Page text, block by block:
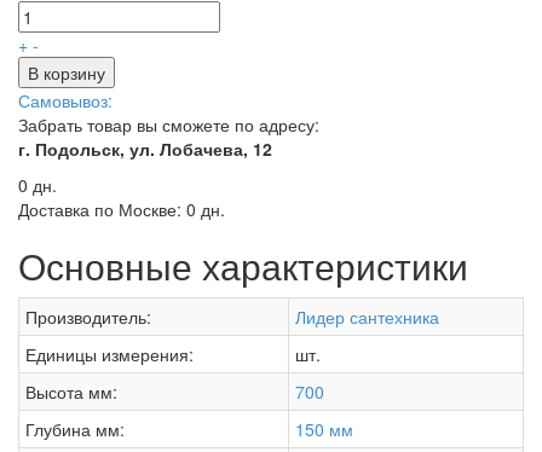
+ -
В корзину
Самовывоз:
Забрать товар вы сможете по адресу:
г. Подольск, ул. Лобачева, 12
0 дн.
Доставка по Москве: 0 дн.
Основные характеристики
Производитель:
Лидер сантехника
Единицы измерения:
шт.
Высота мм:
700
Глубина мм:
150 мм